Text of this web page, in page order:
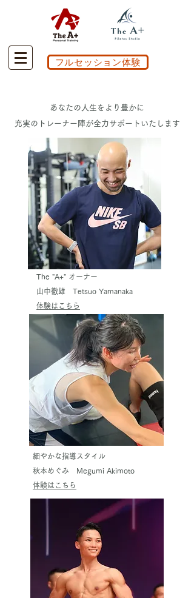
フルセッション体験
あなたの人生をより豊かに
充実のトレーナー陣が全力サポートいたします
The "A+" オーナー
​山中徹雄 Tetsuo Yamanaka
​体験はこちら
細やかな指導スタイル
秋本めぐみ Megumi Akimoto
体験はこちら